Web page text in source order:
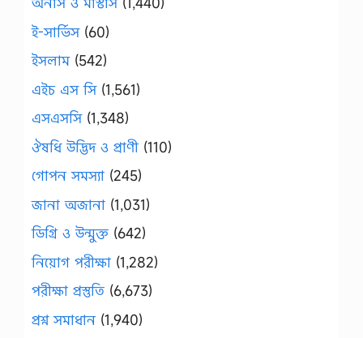
ই-সার্ভিস(60)
ইসলাম(542)
এইচ এস সি(1,561)
এসএসসি(1,348)
ঔষধি উদ্ভিদ ও প্রাণী (110)
গোপন সমস্যা (245)
জানা অজানা (1,031)
ডিগ্রি ও উন্মুক্ত (642)
নিয়োগ পরীক্ষা (1,282)
পরীক্ষা প্রস্তুতি (6,673)
প্রশ্ন সমাধান (1,940)